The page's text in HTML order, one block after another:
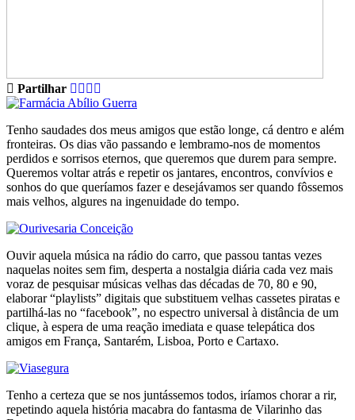
Partilhar
Tenho saudades dos meus amigos que estão longe, cá dentro e além
fronteiras. Os dias vão passando e lembramo-nos de momentos
perdidos e sorrisos eternos, que queremos que durem para sempre.
Queremos voltar atrás e repetir os jantares, encontros, convívios e
sonhos do que queríamos fazer e desejávamos ser quando fôssemos
mais velhos, algures na ingenuidade do tempo.
Ouvir aquela música na rádio do carro, que passou tantas vezes
naquelas noites sem fim, desperta a nostalgia diária cada vez mais
voraz de pesquisar músicas velhas das décadas de 70, 80 e 90,
elaborar “playlists” digitais que substituem velhas cassetes piratas e
partilhá-las no “facebook”, no espectro universal à distância de um
clique, à espera de uma reação imediata e quase telepática dos
amigos em França, Santarém, Lisboa, Porto e Cartaxo.
Tenho a certeza que se nos juntássemos todos, iríamos chorar a rir,
repetindo aquela história macabra do fantasma de Vilarinho das